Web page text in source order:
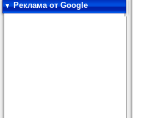
Реклама от Google